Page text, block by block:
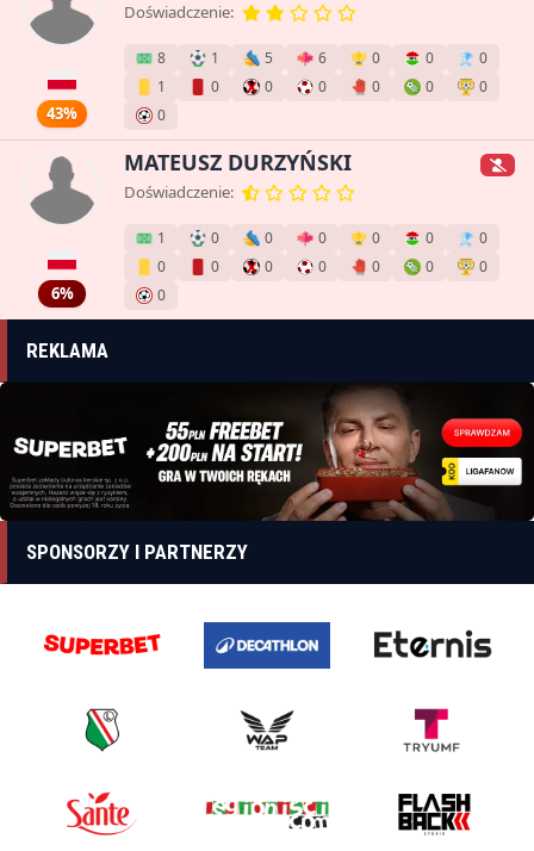
43%
Doświadczenie:
8 1 5 6 0 0
0
1
0 0 0 0 0
0
0
6%
MATEUSZ DURZYŃSKI
Doświadczenie:
1 0 0 0 0 0
0
0
0 0 0 0 0
0
0
REKLAMA